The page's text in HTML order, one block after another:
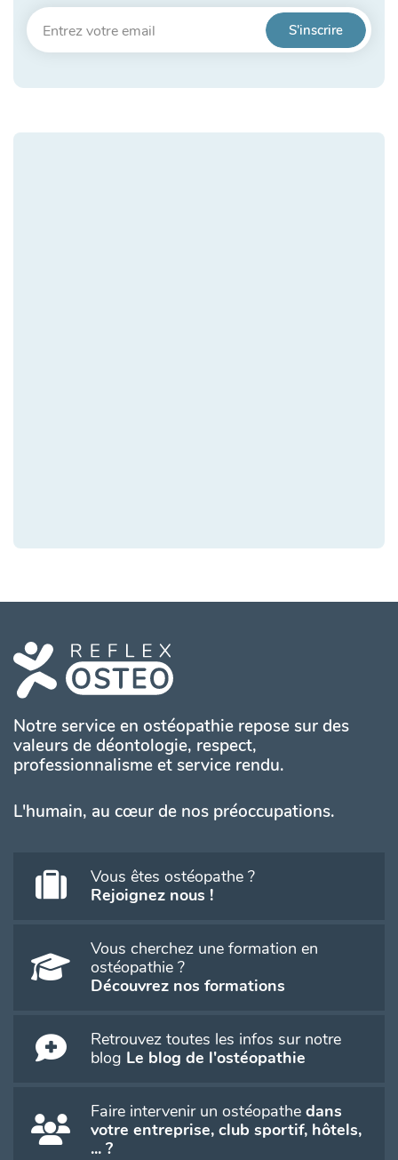
Notre service en ostéopathie repose sur des
valeurs de déontologie, respect,
professionnalisme et service rendu.
L'humain, au cœur de nos préoccupations.
Vous êtes ostéopathe ?
Rejoignez nous !
Vous cherchez une formation en
ostéopathie ?
Découvrez nos formations
Retrouvez toutes les infos sur notre
blog Le blog de l'ostéopathie
Faire intervenir un ostéopathe dans
votre entreprise, club sportif, hôtels,
... ?